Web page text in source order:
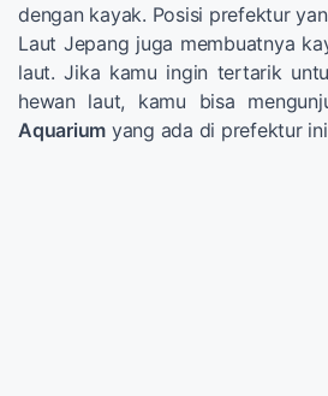
dengan kayak. Posisi prefektur
Laut Jepang juga membuatnya
laut. Jika kamu ingin tertarik
hewan laut, kamu bisa
Aquarium yang ada di prefektur